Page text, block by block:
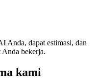
Anda, dapat estimasi, dan
bekerja.
kami